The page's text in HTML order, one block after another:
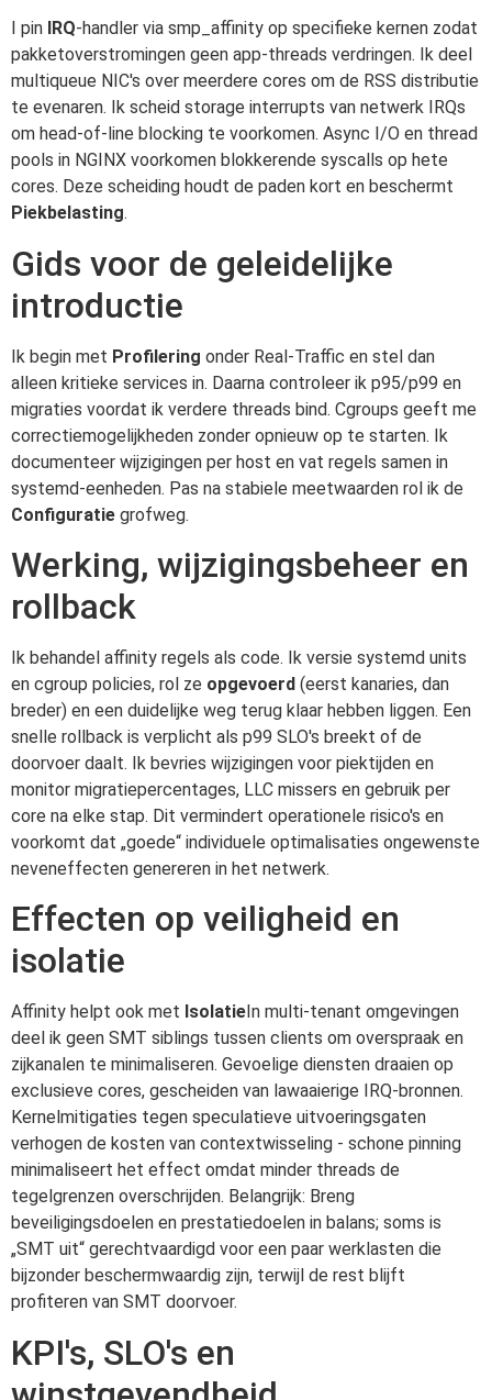
I pin IRQ-handler via smp_affinity op specifieke kernen zodat
pakketoverstromingen geen app-threads verdringen. Ik deel
multiqueue NIC's over meerdere cores om de RSS distributie
te evenaren. Ik scheid storage interrupts van netwerk IRQs
om head-of-line blocking te voorkomen. Async I/O en thread
pools in NGINX voorkomen blokkerende syscalls op hete
cores. Deze scheiding houdt de paden kort en beschermt
Piekbelasting.
Gids voor de geleidelijke
introductie
Ik begin met Profilering onder Real-Traffic en stel dan
alleen kritieke services in. Daarna controleer ik p95/p99 en
migraties voordat ik verdere threads bind. Cgroups geeft me
correctiemogelijkheden zonder opnieuw op te starten. Ik
documenteer wijzigingen per host en vat regels samen in
systemd-eenheden. Pas na stabiele meetwaarden rol ik de
Configuratie grofweg.
Werking, wijzigingsbeheer en
rollback
Ik behandel affinity regels als code. Ik versie systemd units
en cgroup policies, rol ze opgevoerd (eerst kanaries, dan
breder) en een duidelijke weg terug klaar hebben liggen. Een
snelle rollback is verplicht als p99 SLO's breekt of de
doorvoer daalt. Ik bevries wijzigingen voor piektijden en
monitor migratiepercentages, LLC missers en gebruik per
core na elke stap. Dit vermindert operationele risico's en
voorkomt dat „goede“ individuele optimalisaties ongewenste
neveneffecten genereren in het netwerk.
Effecten op veiligheid en
isolatie
Affinity helpt ook met Isolatie In multi-tenant omgevingen
deel ik geen SMT siblings tussen clients om overspraak en
zijkanalen te minimaliseren. Gevoelige diensten draaien op
exclusieve cores, gescheiden van lawaaierige IRQ-bronnen.
Kernelmitigaties tegen speculatieve uitvoeringsgaten
verhogen de kosten van contextwisseling - schone pinning
minimaliseert het effect omdat minder threads de
tegelgrenzen overschrijden. Belangrijk: Breng
beveiligingsdoelen en prestatiedoelen in balans; soms is
„SMT uit“ gerechtvaardigd voor een paar werklasten die
bijzonder beschermwaardig zijn, terwijl de rest blijft
profiteren van SMT doorvoer.
KPI's, SLO's en